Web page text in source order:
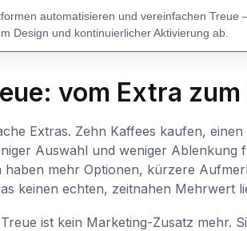
automatisieren und vereinfachen
Design und kontinuierlicher Aktivierung ab.
vom Extra
Extras. Zehn Kaffees kaufen,
Auswahl und weniger Ablenkung
haben mehr Optionen, kürzere
keinen echten, zeitnahen Mehrwert
ist kein Marketing-Zusatz mehr.